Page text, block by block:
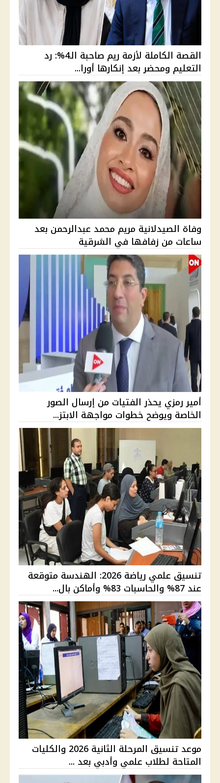
القصة الكاملة لأزمة ريم صاحبة الـ4%: رد
التعليم ومحضر بعد إنكارها أورا...
وفاة الصيدلانية مريم محمد عبدالرحمن بعد
ساعات من زفافها في الشرقية
أمير رمزي يحذر الفتيات من إرسال الصور
الخاصة ويوضح خطوات مواجهة الابتز...
تنسيق علمي رياضة 2026: الهندسة متوقعة
عند 87% والحاسبات 83% وأماكن بال...
موعد تنسيق المرحلة الثانية 2026 والكليات
المتاحة لطلاب علمي وأدبي بعد ...